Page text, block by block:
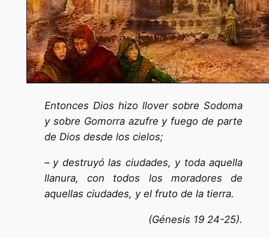
Entonces Dios hizo llover sobre Sodoma
y sobre Gomorra azufre y fuego de parte
de Dios desde los cielos;
– y destruyó las ciudades, y toda aquella
llanura, con todos los moradores de
aquellas ciudades, y el fruto de la tierra.
(Génesis 19 24-25).